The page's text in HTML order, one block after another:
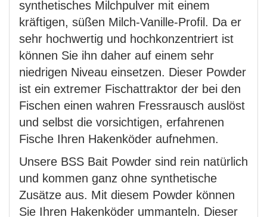
synthetisches Milchpulver mit einem
kräftigen, süßen Milch-Vanille-Profil. Da er
sehr hochwertig und hochkonzentriert ist
können Sie ihn daher auf einem sehr
niedrigen Niveau einsetzen. Dieser Powder
ist ein extremer Fischattraktor der bei den
Fischen einen wahren Fressrausch auslöst
und selbst die vorsichtigen, erfahrenen
Fische Ihren Hakenköder aufnehmen.
Unsere BSS Bait Powder sind rein natürlich
und kommen ganz ohne synthetische
Zusätze aus. Mit diesem Powder können
Sie Ihren Hakenköder ummanteln. Dieser